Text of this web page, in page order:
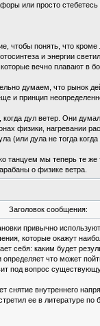
или просто
чтобы понять, что
и энергии
вечно плавают в
думаем, что рынок
и принцип
дул ветер. Они
физики, нагревании
(или дула не тогда
танцуем мы теперь те
о физике ветра.
Заголовок сообщения:
привычно
которые окажут
себя: каким будет
что может
под вопрос
снятие внутреннего
ее в литературе по